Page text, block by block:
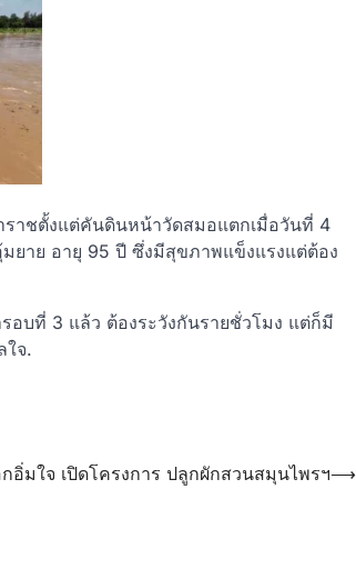
าชตั้งแต่คันดินหน้าวัดสมอแตกเมื่อวันที่ 4
ยาย อายุ 95 ปี ซึ่งมีสุขภาพแข็งแรงแต่ต้อง
อบที่ 3 แล้ว ต้องระวังกันรายชั่วโมง แต่ก็มี
ใจ.
อิ่มใจ เปิดโครงการ ปลูกผักสวนสมุนไพรฯ⟶